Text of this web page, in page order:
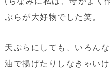
ぷらが大好物でした笑。
天ぷらにしても、いろん
油で揚げたりしなきゃい